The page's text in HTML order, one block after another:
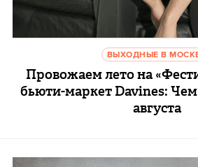
ВЫХОДНЫЕ В
Провожаем лето на
бьюти-маркет Davines: Чем
августа